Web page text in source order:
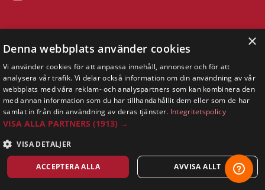
Copyright © 2019 This site is Licensed to 377 Sport AB
Tietosuojakäytäntö
Evästeet
×
Denna webbplats använder cookies
Vi använder cookies för att anpassa innehåll, annonser och för att
analysera vår trafik. Vi delar också information om din användning av vår
webbplats med våra reklam- och analyspartners som kan kombinera den
med annan information som du har tillhandahållit dem eller som de har
samlat in från din användning av deras tjänster. Integritetspolicy
VISA ALLA PARTNERS (1913) →
VISA DETALJER
ACCEPTERA ALLA AVVISA ALLT